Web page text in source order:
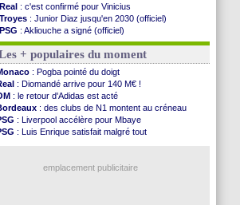
Real : c'est confirmé pour Vinicius
Troyes : Junior Diaz jusqu'en 2030 (officiel)
PSG : Akliouche a signé (officiel)
OM: une offre pour Bulka
PSG : contrat signé pour Akliouche
Ouganda: Owori battu à mort à Kampala
Arsenal : Arteta veut créer une dynastie
Chelsea: Palace a fait son offre pour Disasi
FIFA: le gouvernement espagnol s'en mêle
PSG: l'étonnante rumeur Gusto
Bologne: Dallinga est sur le marché
OM : accord trouvé avec Man City pour Rulli
: Juanlu signe à Bournemouth (officiel)
+ populaires du moment
: Pogba pointé du doigt
: Diomandé arrive pour 140 M€ !
: le retour d'Adidas est acté
: des clubs de N1 montent au créneau
: Liverpool accélère pour Mbaye
: Luis Enrique satisfait malgré tout
emplacement publicitaire